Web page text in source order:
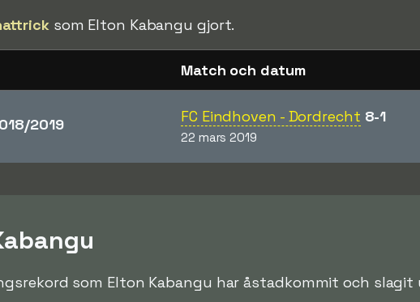
som Elton Kabangu gjort.
Match och datum
2019 FC Eindhoven - Dordrecht 8-1
22 mars 2019
som Elton Kabangu har åstadkommit och slagit